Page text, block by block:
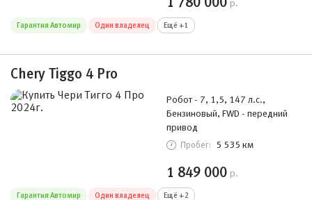
р.
Гарантия Автомир Один владелец Ещё +1
Chery Tiggo 4 Pro
Робот - 7, 1,5, 147 л.с.,
Бензиновый, FWD - передний
привод
Пробег: 5 535 км
1 849 000 р.
Гарантия Автомир Один владелец Ещё +2